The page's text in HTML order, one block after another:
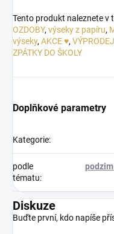
Tento produkt naleznete v
OZDOBY, výseky z papíru,
výseky, AKCE ♥, VÝPRODEJ
ZPÁTKY DO ŠKOLY
Doplňkové parametry
Kategorie:
podle
tématu:
Diskuze
Buďte první, kdo napíše